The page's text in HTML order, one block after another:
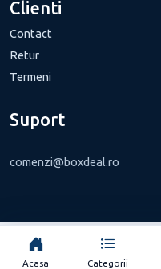
Clienti
Contact
Retur
Termeni
Suport
comenzi@boxdeal.ro
Acasa Categorii